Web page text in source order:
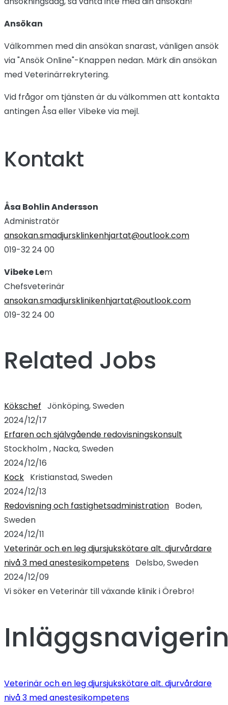
Ansökan
Välkommen med din ansökan snarast, vänligen ansök
via "Ansök Online"-Knappen nedan. Märk din ansökan
med Veterinärrekrytering.
Vid frågor om tjänsten är du välkommen att kontakta
antingen Åsa eller Vibeke via mejl.
Kontakt
Åsa Bohlin Andersson
Administratör
ansokan.smadjursklinkenhjartat@outlook.com
019-32 24 00
Vibeke Lem
Chefsveterinär
ansokan.smadjursklinikenhjartat@outlook.com
019-32 24 00
Related Jobs
Kökschef Jönköping, Sweden
2024/12/17
Erfaren och självgående redovisningskonsult
Stockholm , Nacka, Sweden
2024/12/16
Kock Kristianstad, Sweden
2024/12/13
Redovisning och fastighetsadministration Boden,
Sweden
2024/12/11
Veterinär och en leg djursjukskötare alt. djurvårdare
nivå 3 med anestesikompetens Delsbo, Sweden
2024/12/09
Vi söker en Veterinär till växande klinik i Örebro!
Veterinär och en leg djursjukskötare alt. djurvårdare
nivå 3 med anestesikompetens